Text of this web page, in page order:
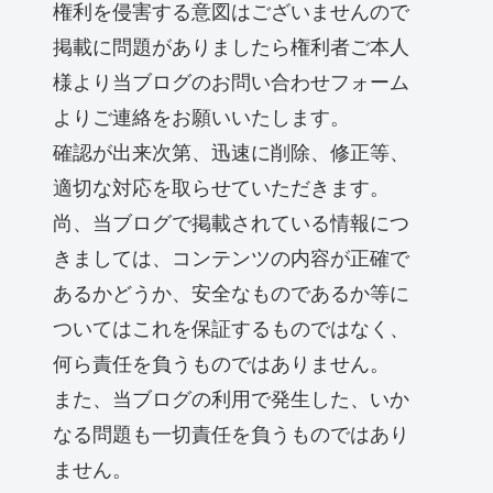
権利を侵害する意図はございませんので
掲載に問題がありましたら権利者ご本人
様より当ブログのお問い合わせフォーム
よりご連絡をお願いいたします。
確認が出来次第、迅速に削除、修正等、
適切な対応を取らせていただきます。
尚、当ブログで掲載されている情報につ
きましては、コンテンツの内容が正確で
あるかどうか、安全なものであるか等に
ついてはこれを保証するものではなく、
何ら責任を負うものではありません。
また、当ブログの利用で発生した、いか
なる問題も一切責任を負うものではあり
ません。